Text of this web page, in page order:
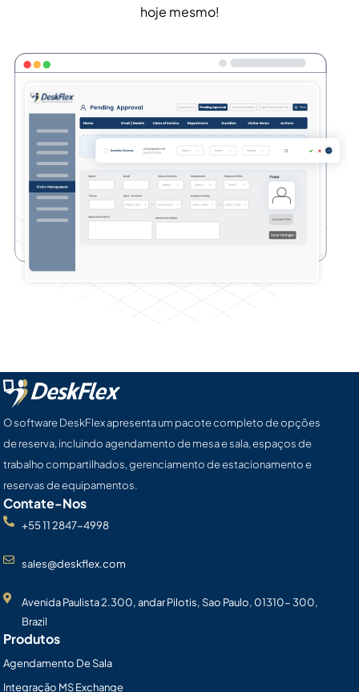
hoje mesmo!
O software DeskFlex apresenta um pacote completo de opções
de reserva, incluindo agendamento de mesa e sala, espaços de
trabalho compartilhados, gerenciamento de estacionamento e
reservas de equipamentos.
Contate-Nos
+55 11 2847-4998
sales@deskflex.com
Avenida Paulista 2.300, andar Pilotis, Sao Paulo, 01310- 300,
Brazil
Produtos
Agendamento De Sala
Integração MS Exchange